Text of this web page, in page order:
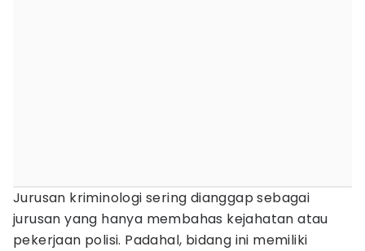
Jurusan kriminologi sering dianggap sebagai
jurusan yang hanya membahas kejahatan atau
pekerjaan polisi. Padahal, bidang ini memiliki